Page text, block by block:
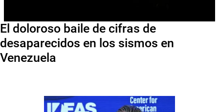
El doloroso baile de cifras de
desaparecidos en los sismos en
Venezuela